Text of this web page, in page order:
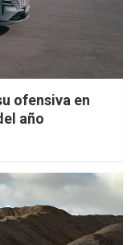
ofensiva en
año